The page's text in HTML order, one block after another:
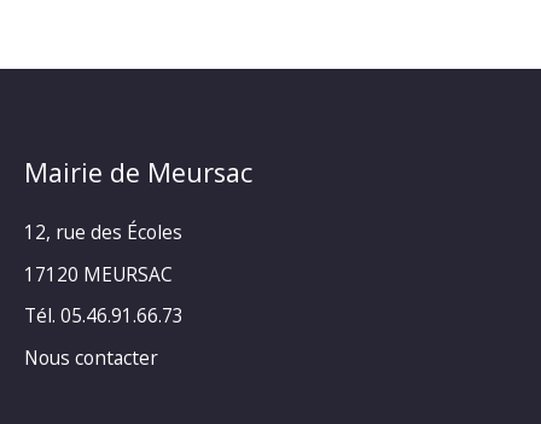
Mairie de Meursac
12, rue des Écoles
17120 MEURSAC
Tél. 05.46.91.66.73
Nous contacter